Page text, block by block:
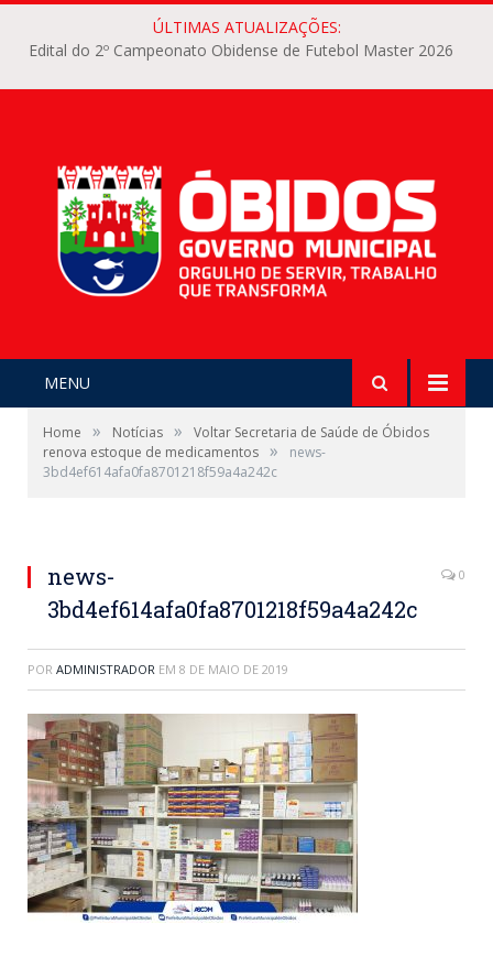
ÚLTIMAS ATUALIZAÇÕES:
Edital do 2º Campeonato Obidense de Futebol Master 2026
MENU
Home » Notícias »
Voltar Secretaria de Saúde de Óbidos
renova estoque de medicamentos »
news-
3bd4ef614afa0fa8701218f59a4a242c
news-
3bd4ef614afa0fa8701218f59a4a242c
0
POR ADMINISTRADOR EM 8 DE MAIO DE 2019